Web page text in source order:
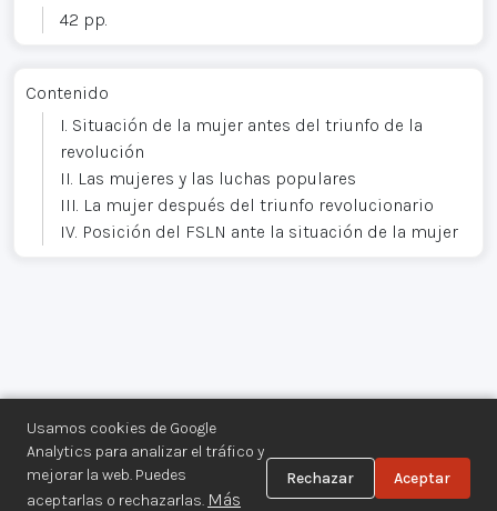
Usamos cookies de Google
Analytics para analizar el tráfico y
mejorar la web. Puedes
aceptarlas o rechazarlas. Más
Rechazar Aceptar
42 pp.
Contenido
I. Situación de la mujer antes del triunfo de la
revolución
II. Las mujeres y las luchas populares
III. La mujer después del triunfo revolucionario
IV. Posición del FSLN ante la situación de la mujer
Centro de Documentación de los